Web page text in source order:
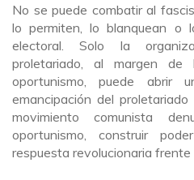
No se puede combatir al
lo permiten, lo blanquean o
electoral. Solo la
proletariado, al margen de
oportunismo, puede abrir
emancipación del
movimiento comunista
oportunismo, construir
respuesta revolucionaria frente